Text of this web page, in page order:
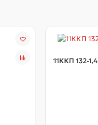
11ККП 132-1,4